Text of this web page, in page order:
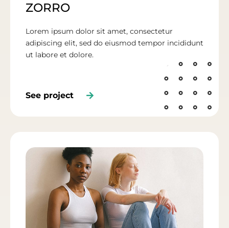
ZORRO
Lorem ipsum dolor sit amet, consectetur
adipiscing elit, sed do eiusmod tempor incididunt
ut labore et dolore.
See project